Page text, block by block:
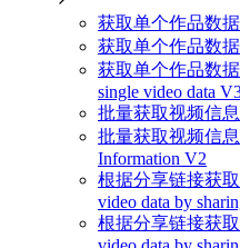
获取单个作品数据
获取单个作品数据
获取单个作品数
single video data
批量获取视频信息
批量获取视频信
Information V2
根据分享链接获
video data by
根据分享链接获